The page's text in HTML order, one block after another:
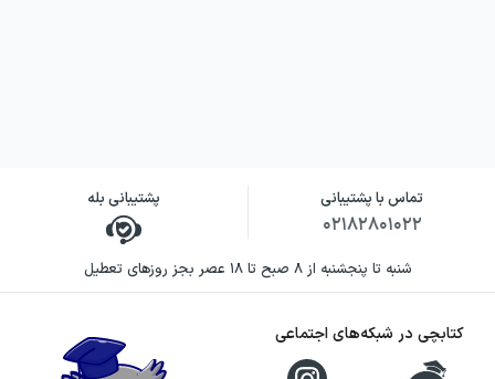
تماس با پشتیبانی
۰۲۱۸۲۸۰۱۰۲۲
پشتیبانی بله
شنبه تا پنجشنبه از ۸ صبح تا ۱۸ عصر بجز روزهای تعطیل
کتابچی در شبکه‌های اجتماعی